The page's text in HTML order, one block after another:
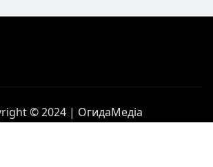
© 2024 | ОгидаМедіа